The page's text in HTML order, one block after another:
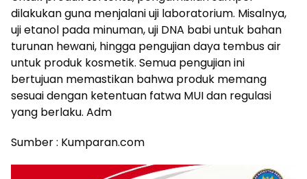
dilakukan guna menjalani uji laboratorium. Misalnya,
uji etanol pada minuman, uji DNA babi untuk bahan
turunan hewani, hingga pengujian daya tembus air
untuk produk kosmetik. Semua pengujian ini
bertujuan memastikan bahwa produk memang
sesuai dengan ketentuan fatwa MUI dan regulasi
yang berlaku. Adm
Sumber : Kumparan.com